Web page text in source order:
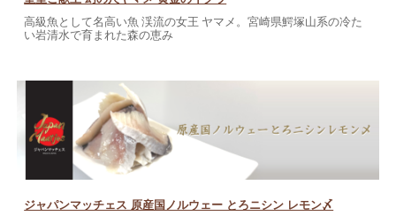
高級魚として名高い魚 渓流の女王 ヤマメ。宮崎県鰐塚山系の冷た
い岩清水で育まれた森の恵み
ジャパンマッチェス 原産国ノルウェー とろニシン レモン〆